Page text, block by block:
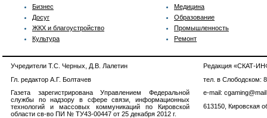
Бизнес
Досуг
ЖКХ и благоустройство
Культура
Медицина
Образование
Промышленность
Ремонт
Учредители Т.С. Черных, Д.В. Лалетин
Гл. редактор А.Г. Болтачев
Газета зарегистрирована Управлением Федеральной
службы по надзору в сфере связи, информационных
технологий и массовых коммуникаций по Кировской
области св-во ПИ № ТУ43-00447 от 25 декабря 2012 г.
Редакция «СКАТ-
тел. в Слободском:
e-mail:
613150, Кировская